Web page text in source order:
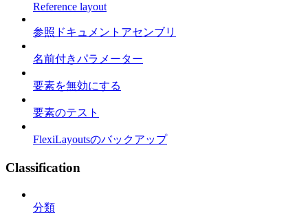
Reference layout
参照ドキュメントアセンブリ
名前付きパラメーター
要素を無効にする
要素のテスト
FlexiLayoutsのバックアップ
Classification
分類